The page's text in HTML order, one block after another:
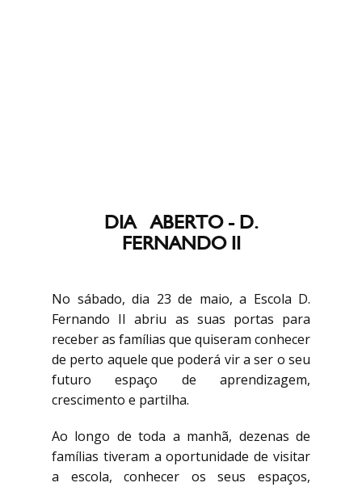
DIA ABERTO - D.
FERNANDO II
No sábado, dia 23 de maio, a Escola D.
Fernando II abriu as suas portas para
receber as famílias que quiseram conhecer
de perto aquele que poderá vir a ser o seu
futuro espaço de aprendizagem,
crescimento e partilha.
Ao longo de toda a manhã, dezenas de
famílias tiveram a oportunidade de visitar
a escola, conhecer os seus espaços,